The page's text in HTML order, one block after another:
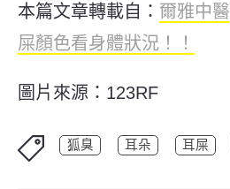
本篇文章轉載自： 爾雅中醫
屎顏色看身體狀況！！
圖片來源：123RF
狐臭 耳朵 耳屎